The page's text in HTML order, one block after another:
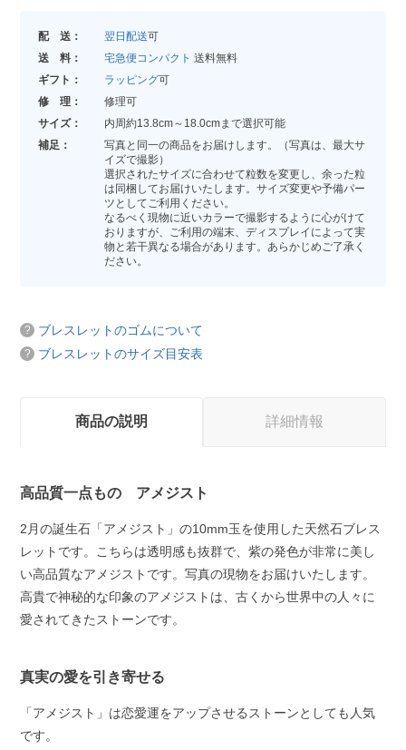
配 送： 翌日配送可
送 料：
宅急便コンパクト 送料無料
ギフト：
ラッピング可
修 理：
修理可
サイズ：
内周約13.8cm～18.0cmまで選択可能
補足：
写真と同一の商品をお届けします。（写真は、最大サ
イズで撮影）
選択されたサイズに合わせて粒数を変更し、余った粒
は同梱してお届けいたします。サイズ変更や予備パー
ツとしてご利用ください。
なるべく現物に近いカラーで撮影するように心がけて
おりますが、ご利用の端末、ディスプレイによって実
物と若干異なる場合があります。あらかじめご了承く
ださい。
ブレスレットのゴムについて
ブレスレットのサイズ目安表
商品の説明 詳細情報
高品質一点もの アメジスト
2月の誕生石「アメジスト」の10mm玉を使用した天然石ブレス
レットです。こちらは透明感も抜群で、紫の発色が非常に美し
い高品質なアメジストです。写真の現物をお届けいたします。
高貴で神秘的な印象のアメジストは、古くから世界中の人々に
愛されてきたストーンです。
真実の愛を引き寄せる
「アメジスト」は恋愛運をアップさせるストーンとしても人気
です。